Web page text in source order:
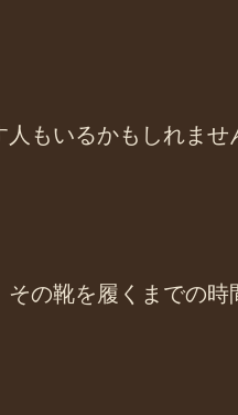
もいるかもしれませ
の靴を履くまでの時